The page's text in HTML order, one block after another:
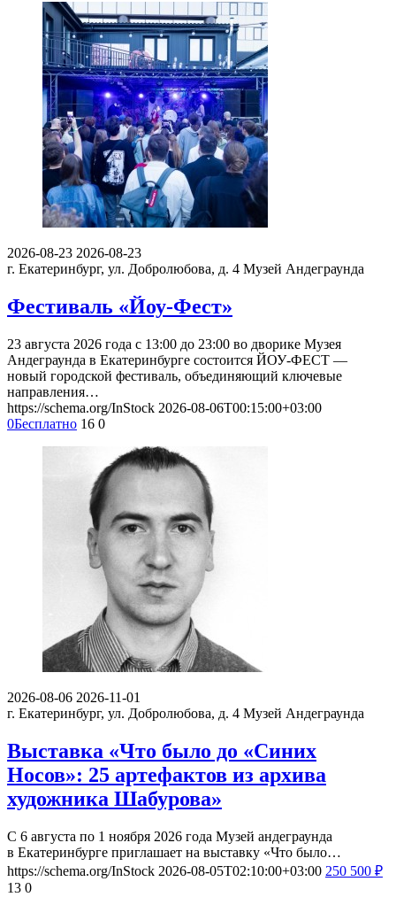
2026-08-23 2026-08-23
г. Екатеринбург, ул. Добролюбова, д. 4 Музей Андеграунда
Фестиваль «Йоу-Фест»
23 августа 2026 года с 13:00 до 23:00 во дворике Музея
Андеграунда в Екатеринбурге состоится ЙОУ-ФЕСТ —
новый городской фестиваль, объединяющий ключевые
направления…
https://schema.org/InStock 2026-08-06T00:15:00+03:00
0Бесплатно 16 0
2026-08-06 2026-11-01
г. Екатеринбург, ул. Добролюбова, д. 4 Музей Андеграунда
Выставка «Что было до «Синих
Носов»: 25 артефактов из архива
художника Шабурова»
С 6 августа по 1 ноября 2026 года Музей андеграунда
в Екатеринбурге приглашает на выставку «Что было…
https://schema.org/InStock 2026-08-05T02:10:00+03:00 250 500 ₽
13 0